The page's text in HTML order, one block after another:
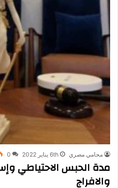
محامي مصري 6th يناير 2022 0
مدة الحبس الاحتياطي
والافراج